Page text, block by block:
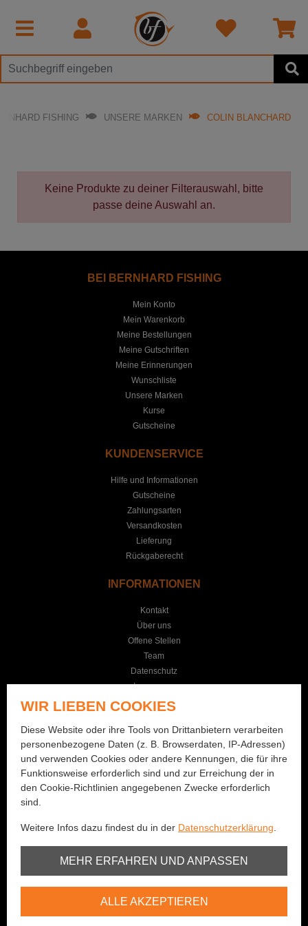
FISHING UNSERE MARKEN COLIN BLANCHARD
Keine Produkte zu deiner Filterauswahl, bitte
passe deine Auswahl an.
BEI BERNHARD FISHING
Mein Konto
Mein Warenkorb
Meine Bestellungen
Meine Gutschriften
Meine Erinnerungen
Wunschliste
Unsere Marken
Kurse
Gutscheine
KUNDENSERVICE
Hilfe und Informationen
Gutscheine
Zahlungsarten
Versandkosten
Lieferung
Rückgaberecht
INFORMATIONEN
Kontakt
Über uns
Offene Stellen
Team
Datenschutz
Impressum
AGB
KONTAKT
Seilereistrasse 19
3114 Wichtrach
+41 (0)31 781 01 77
Montag geschlossen
Dienstag bis Freitag:
08:00 - 12:00 Uhr / 13:30 - 18:30 Uhr
Samstag:
08:00 - 16:00 Uhr
WIR LIEBEN COOKIES
Diese Website oder ihre Tools von Drittanbietern verarbeiten
personenbezogene Daten (z. B. Browserdaten, IP-Adressen)
und verwenden Cookies oder andere Kennungen, die für ihre
Funktionsweise erforderlich sind und zur Erreichung der in
den Cookie-Richtlinien angegebenen Zwecke erforderlich
sind.
Weitere Infos dazu findest du in der Datenschutzerklärung
Unbedingt erforderlich
MEHR ERFAHREN UND ANPASSEN
ALLE AKZEPTIEREN